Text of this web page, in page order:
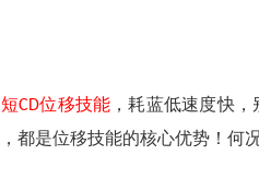
短CD位移技能 ，耗蓝低速度快
，都是位移技能的核心优势！何